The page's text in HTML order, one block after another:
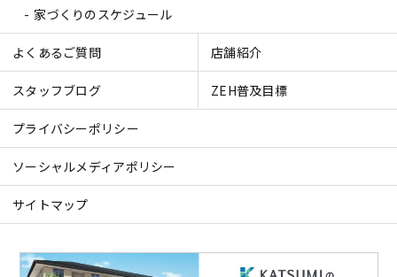
家づくりのスケジュール
よくあるご質問 店舗紹介
スタッフブログ ZEH普及目標
プライバシーポリシー
ソーシャルメディアポリシー
サイトマップ